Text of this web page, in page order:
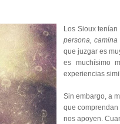
Los Sioux
persona, camina
que juzgar es
es muchísimo
experiencias
Sin embargo, a
que comprendan
nos apoyen.